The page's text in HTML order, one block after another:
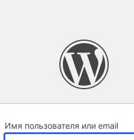
Имя пользователя или email